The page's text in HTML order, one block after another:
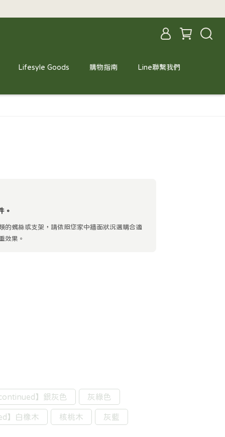
Lifesyle Goods 購物指南 Line聯繫我們
。
的螺絲或支架，請依照您家中牆面狀況選購合適
效果。
】銀灰色 灰綠色
】白橡木 核桃木 灰藍